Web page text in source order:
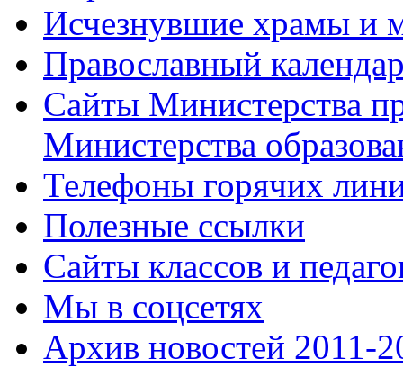
Исчезнувшие храмы и
Православный
Сайты Министерства
Министерства
Телефоны горячих
Полезные ссылки
Сайты классов и
Мы в соцсетях
Архив новостей 2011-